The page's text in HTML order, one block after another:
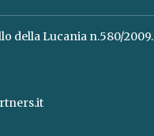
della Lucania n.580/2009.